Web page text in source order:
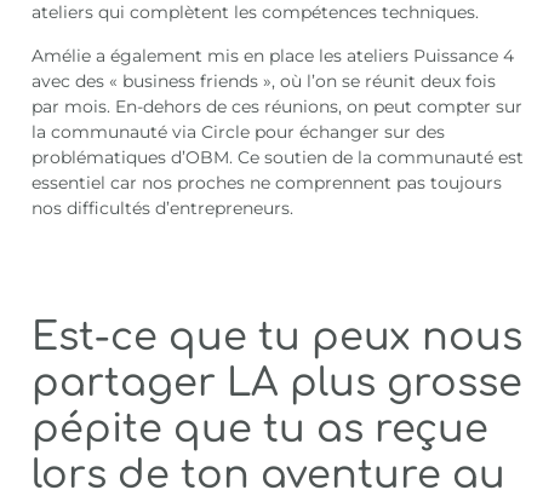
ateliers qui complètent les compétences techniques.
Amélie a également mis en place les ateliers Puissance 4
avec des « business friends », où l’on se réunit deux fois
par mois. En-dehors de ces réunions, on peut compter sur
la communauté via Circle pour échanger sur des
problématiques d’OBM. Ce soutien de la communauté est
essentiel car nos proches ne comprennent pas toujours
nos difficultés d’entrepreneurs.
Est-ce que tu peux nous
partager LA plus grosse
pépite que tu as reçue
lors de ton aventure au